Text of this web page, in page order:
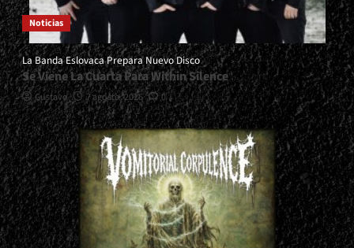
Noticias
La Banda Eslovaca Prepara Nuevo Disco
Se Viene La Cuarta Para Within Silence
Gustavo 7 agosto, 2026 0